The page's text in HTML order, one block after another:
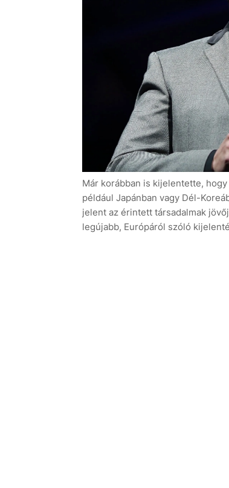
Már korábban is kijelentette,
például Japánban vagy Dél-
jelent az érintett társadalmak
legújabb, Európáról szóló